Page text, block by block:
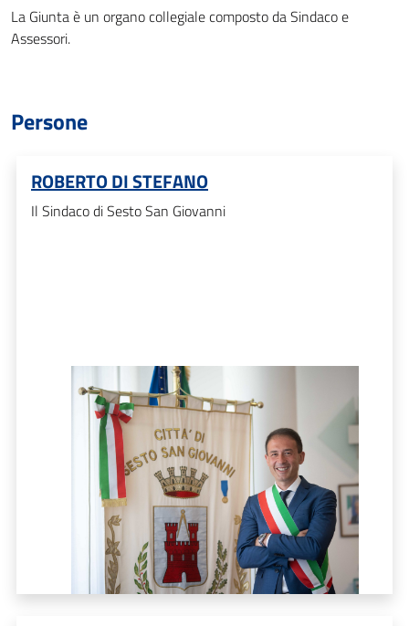
La Giunta è un organo collegiale composto da Sindaco e
Assessori.
Persone
ROBERTO DI STEFANO
Il Sindaco di Sesto San Giovanni